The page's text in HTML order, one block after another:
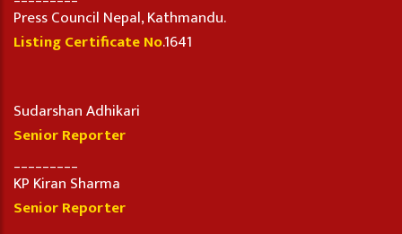
Press Council Nepal, Kathmandu.
Listing Certificate No.1641
Sudarshan Adhikari
Senior Reporter
KP Kiran Sharma
Senior Reporter